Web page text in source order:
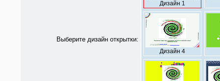
Выберите дизайн открытки:
Дизайн 1
Дизайн 4